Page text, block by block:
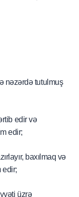
nəzərdə tutulmuş
edir və
edir;
baxılmaq və
edir;
üzrə